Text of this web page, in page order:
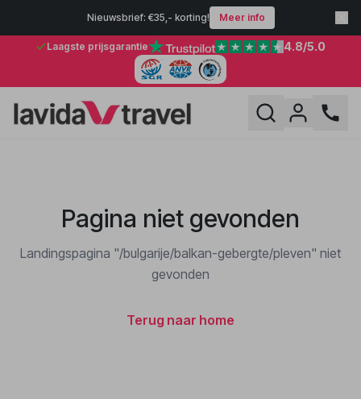
Nieuwsbrief: €35,- korting! Meer info
Laagste prijsgarantie 4.8/5.0
Pagina niet gevonden
Landingspagina "/bulgarije/balkan-gebergte/pleven" niet
gevonden
Terug naar home